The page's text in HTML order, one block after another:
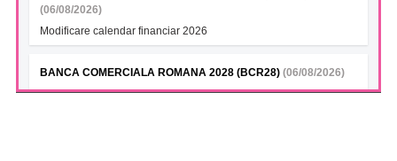
(06/08/2026)
Modificare calendar financiar 2026
BANCA COMERCIALA ROMANA 2028 (BCR28) (06/08/2026)
Modificare calendar financiar 2026